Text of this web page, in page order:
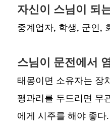
자신이 스님이 되
중계업자, 학생, 군인,
스님이 문전에서
태몽이면 소유자는 장
꽹과리를 두드리면 무
에게 시주를 해야 좋다.